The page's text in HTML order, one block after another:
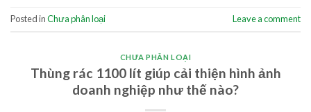
Posted inChưa phân loại Leave a comment
CHƯA PHÂN LOẠI
Thùng rác 1100 lít giúp cải thiện hình ảnh
doanh nghiệp như thế nào?